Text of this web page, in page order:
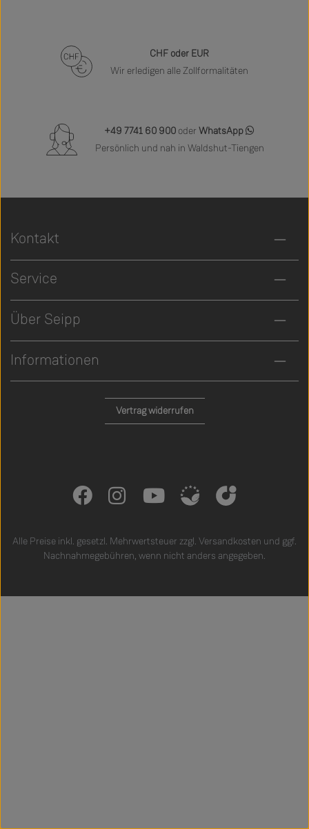
CHF oder EUR
Wir erledigen alle Zollformalitäten
+49 7741 60 900 oder WhatsApp
Persönlich und nah in Waldshut-Tiengen
Kontakt
Service
Über Seipp
Informationen
Vertrag widerrufen
Alle Preise inkl. gesetzl. Mehrwertsteuer zzgl. Versandkosten und ggf.
Nachnahmegebühren, wenn nicht anders angegeben.